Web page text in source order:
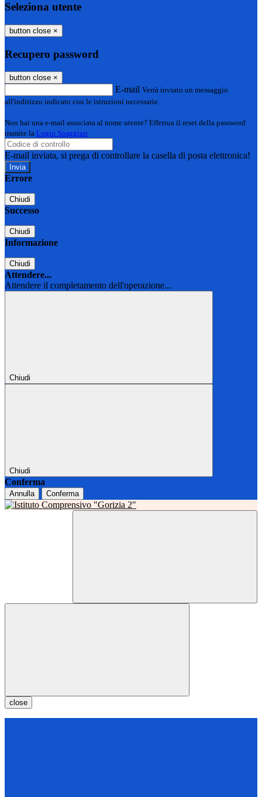
Seleziona utente
button close ×
Recupero password
button close ×
E-mail Verrà inviato un messaggio
all'indirizzo indicato con le istruzioni necessarie.
Non hai una e-mail associata al nome utente? Effettua il reset della password
tramite la Login Spaggiari
E-mail inviata, si prega di controllare la casella di posta elettronica!
Errore
Chiudi
Successo
Chiudi
Informazione
Chiudi
Attendere...
Attendere il completamento dell'operazione...
Chiudi
Chiudi
Conferma
Annulla Conferma
close